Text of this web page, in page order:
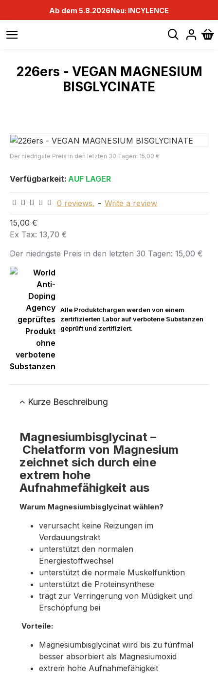
Ab dem 5.8.2026Neu: INCYLENCE
226ers - VEGAN MAGNESIUM
BISGLYCINATE
Der niedrigste Preis in den letzten 30 Tagen: 15,00 €
Verfügbarkeit: AUF LAGER
0 reviews. - Write a review
15,00 €
Ex Tax: 13,70 €
Der niedrigste Preis in den letzten 30 Tagen: 15,00 €
Alle Produktchargen werden von einem
zertifizierten Labor auf verbotene Substanzen
geprüft und zertifiziert.
Kurze Beschreibung
Magnesiumbisglycinat –
Chelatform von Magnesium
zeichnet sich durch eine
extrem hohe
Aufnahmefähigkeit aus
Warum Magnesiumbisglycinat wählen?
verursacht keine Reizungen im
Verdauungstrakt
unterstützt den normalen
Energiestoffwechsel
unterstützt die normale Muskelfunktion
unterstützt die Proteinsynthese
trägt zur Verringerung von Müdigkeit und
Erschöpfung bei
Vorteile:
Magnesiumbisglycinat wird bis zu fünfmal
besser absorbiert als Magnesiumoxid
extrem hohe Aufnahmefähigkeit